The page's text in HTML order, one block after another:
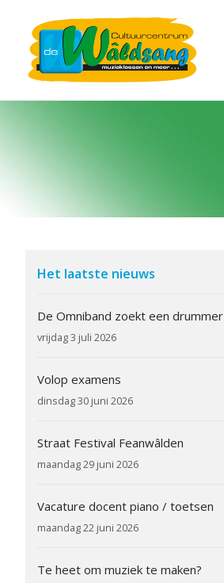
Het laatste nieuws
De Omniband zoekt een drummer
vrijdag 3 juli 2026
Volop examens
dinsdag 30 juni 2026
Straat Festival Feanwâlden
maandag 29 juni 2026
Vacature docent piano / toetsen
maandag 22 juni 2026
Te heet om muziek te maken?